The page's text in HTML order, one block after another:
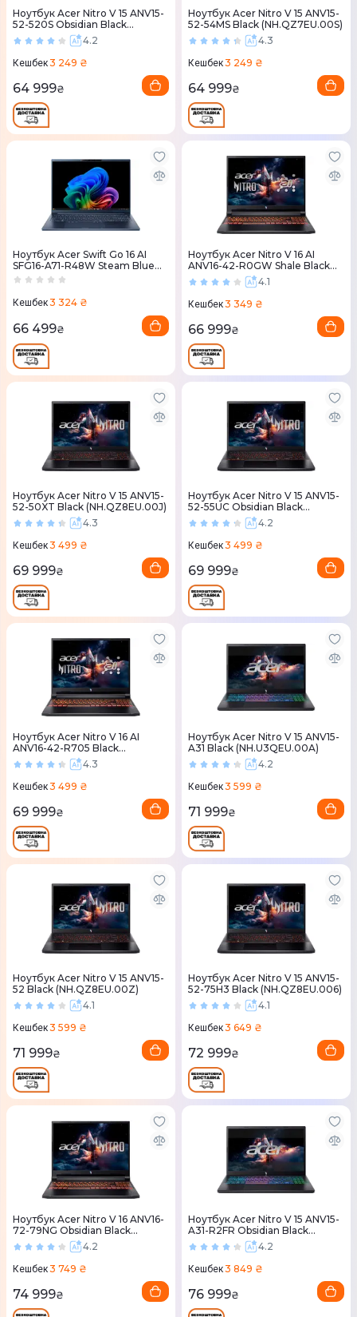
Ноутбук Acer Nitro V 15 ANV15-
52-520S Obsidian Black
(NH.QZ7EU.014)4.2
Кешбек3 249 ₴
64 999₴
Ноутбук Acer Nitro V 15 ANV15-
52-54MS Black (NH.QZ7EU.00S)
4.3
Кешбек3 249 ₴
64 999₴
Ноутбук Acer Swift Go 16 AI
SFG16-A71-R48W Steam Blue
(NX.JX9EU.003)
Кешбек3 324 ₴
66 499₴
Ноутбук Acer Nitro V 16 AI
ANV16-42-R0GW Shale Black
(NH.U1HEU.00A)4.1
Кешбек3 349 ₴
66 999₴
Ноутбук Acer Nitro V 15 ANV15-
52-50XT Black (NH.QZ8EU.00J)
4.3
Кешбек3 499 ₴
69 999₴
Ноутбук Acer Nitro V 15 ANV15-
52-55UC Obsidian Black
(NH.QZ8EU.01A)4.2
Кешбек3 499 ₴
69 999₴
Ноутбук Acer Nitro V 16 AI
ANV16-42-R705 Black
(NH.U1JEU.007)4.3
Кешбек3 499 ₴
69 999₴
Ноутбук Acer Nitro V 15 ANV15-
A31 Black (NH.U3QEU.00A)
4.2
Кешбек3 599 ₴
71 999₴
Ноутбук Acer Nitro V 15 ANV15-
52 Black (NH.QZ8EU.00Z)
4.1
Кешбек3 599 ₴
71 999₴
Ноутбук Acer Nitro V 15 ANV15-
52-75H3 Black (NH.QZ8EU.006)
4.1
Кешбек3 649 ₴
72 999₴
Ноутбук Acer Nitro V 16 ANV16-
72-79NG Obsidian Black
(NH.QUSEU.00E)
4.2
Кешбек3 749 ₴
74 999₴
Ноутбук Acer Nitro V 15 ANV15-
A31-R2FR Obsidian Black
(NH.U3QEU.00D)
4.2
Кешбек3 849 ₴
76 999₴